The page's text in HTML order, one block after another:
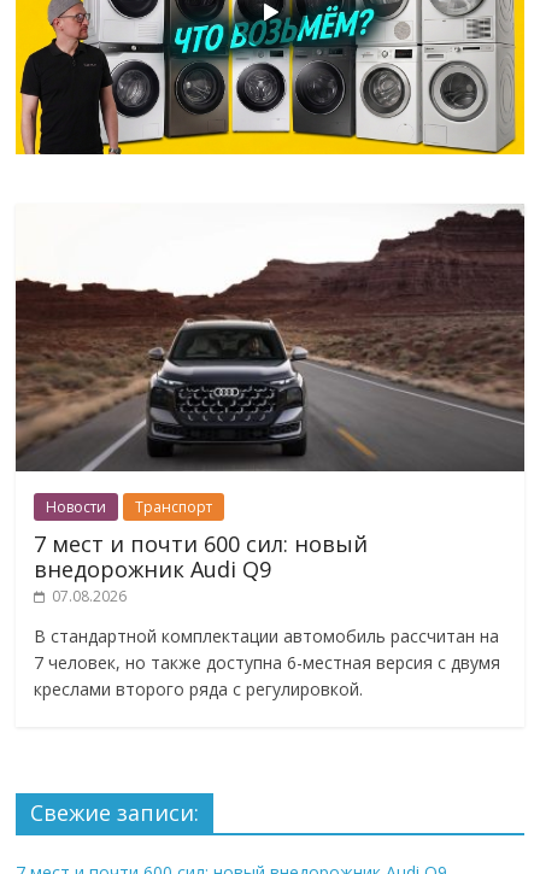
Новости Транспорт
7 мест и почти 600 сил: новый
внедорожник Audi Q9
07.08.2026
В стандартной комплектации автомобиль рассчитан на
7 человек, но также доступна 6-местная версия с двумя
креслами второго ряда с регулировкой.
Свежие записи: